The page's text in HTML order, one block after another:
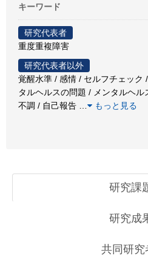
キーワード
研究代表者
重度重複障害
研究代表者以外
覚醒水準 / 感情 / セルフチェック
タルヘルスの問題 / メンタルヘ
不調 / 自己報告
もっと見る
研究課
研究成
共同研究